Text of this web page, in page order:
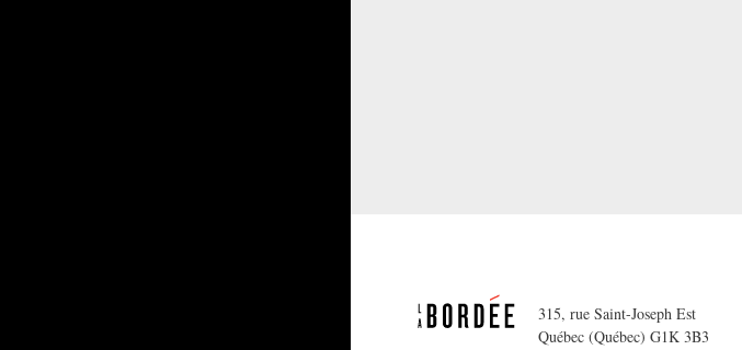
315, rue Saint-Joseph Est
Québec (Québec) G1K 3B3